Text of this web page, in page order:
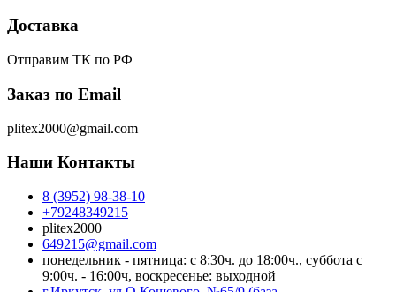
Доставка
Отправим ТК по РФ
Заказ по Email
plitex2000@gmail.com
Наши Контакты
8 (3952) 98-38-10
+79248349215
plitex2000
649215@gmail.com
понедельник - пятница: с 8:30ч. до 18:00ч., суббота с
9:00ч. - 16:00ч, воскресенье: выходной